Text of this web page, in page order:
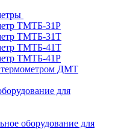
ТМТБ-31Р
ТМТБ-31Т
ТМТБ-41Т
ТМТБ-41Р
ДМТ
для
оборудование для